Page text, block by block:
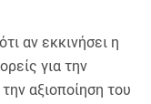
αν εκκινήσει η
για την
αξιοποίηση του